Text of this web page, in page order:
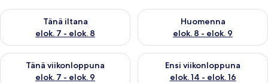
Tänä iltana
elok. 7 - elok. 8
Tarkista tämän illan saatavuus elok. 7 - elok. 8
Huomenna
elok. 8 - elok. 9
Tarkista huomisen saatavuus
Tänä viikonloppuna
elok. 7 - elok. 9
Tarkista tämän viikonlopun saatavuus elok. 7 - elok. 9
Ensi viikonloppuna
elok. 14 - elok. 16
Tarkista ensi viikonlopun